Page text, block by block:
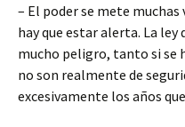
– El poder se mete muchas
hay que estar alerta. La
mucho peligro, tanto si se
no son realmente de
excesivamente los años